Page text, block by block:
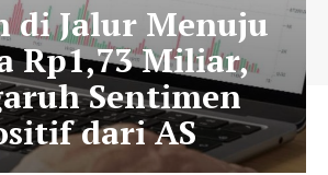
di Jalur Menuju
Rp1,73 Miliar,
Sentimen
dari AS